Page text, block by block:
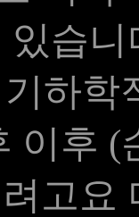
있습
기하학
이후
고요